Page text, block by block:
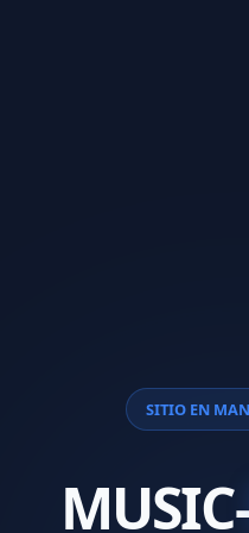
SITIO EN
MUSIC-